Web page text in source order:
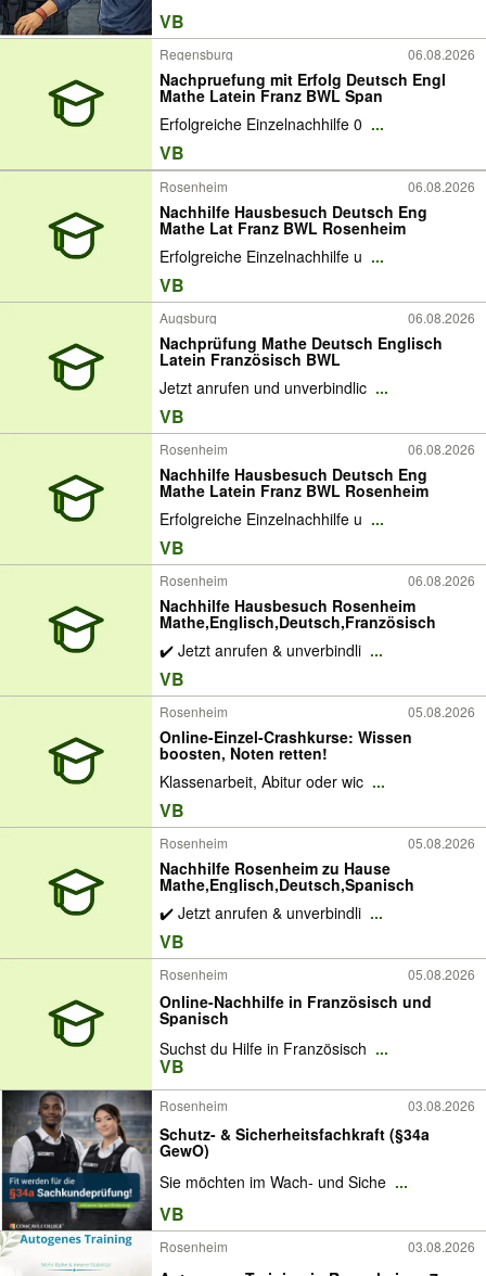
VB
Regensburg 06.08.2026
Nachpruefung mit Erfolg Deutsch Engl
Mathe Latein Franz BWL Span
Erfolgreiche Einzelnachhilfe 0 ...
VB
Rosenheim 06.08.2026
Nachhilfe Hausbesuch Deutsch Eng
Mathe Lat Franz BWL Rosenheim
Erfolgreiche Einzelnachhilfe u ...
VB
Augsburg 06.08.2026
Nachprüfung Mathe Deutsch Englisch
Latein Französisch BWL
Jetzt anrufen und unverbindlic ...
VB
Rosenheim 06.08.2026
Nachhilfe Hausbesuch Deutsch Eng
Mathe Latein Franz BWL Rosenheim
Erfolgreiche Einzelnachhilfe u ...
VB
Rosenheim 06.08.2026
Nachhilfe Hausbesuch Rosenheim
Mathe,Englisch,Deutsch,Französisch
✔️ Jetzt anrufen & unverbindli ...
VB
Rosenheim 05.08.2026
Online-Einzel-Crashkurse: Wissen
boosten, Noten retten!
Klassenarbeit, Abitur oder wic ...
VB
Rosenheim 05.08.2026
Nachhilfe Rosenheim zu Hause
Mathe,Englisch,Deutsch,Spanisch
✔️ Jetzt anrufen & unverbindli ...
VB
Rosenheim 05.08.2026
Online-Nachhilfe in Französisch und
Spanisch
Suchst du Hilfe in Französisch ...
VB
Rosenheim 03.08.2026
Schutz- & Sicherheitsfachkraft (§34a
GewO)
Sie möchten im Wach- und Siche ...
VB
Rosenheim 03.08.2026